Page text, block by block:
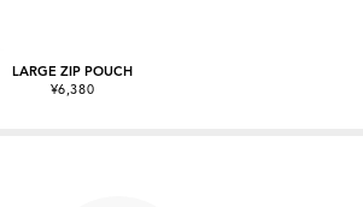
LARGE ZIP POUCH
¥6,380